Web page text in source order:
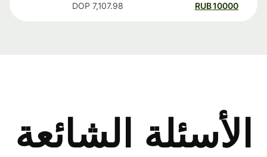
10000
RUB
7,107.98
DOP
الأسئلة الشائعة